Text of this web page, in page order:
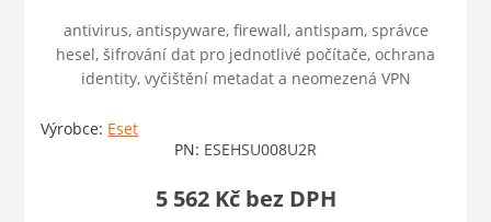
antivirus, antispyware, firewall, antispam, správce
hesel, šifrování dat pro jednotlivé počítače, ochrana
identity, vyčištění metadat a neomezená VPN
Výrobce: Eset
PN: ESEHSU008U2R
5 562 Kč bez DPH